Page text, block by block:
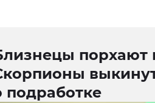
порхают
подработке